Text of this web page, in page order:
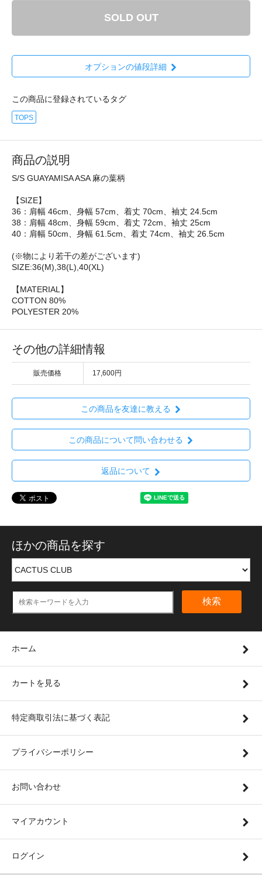
SOLD OUT
オプションの値段詳細
この商品に登録されているタグ
TOPS
商品の説明
S/S GUAYAMISA ASA 麻の葉柄
【SIZE】
36：肩幅 46cm、身幅 57cm、着丈 70cm、袖丈 24.5cm
38：肩幅 48cm、身幅 59cm、着丈 72cm、袖丈 25cm
40：肩幅 50cm、身幅 61.5cm、着丈 74cm、袖丈 26.5cm
(※物により若干の差がございます)
SIZE:36(M),38(L),40(XL)
【MATERIAL】
COTTON 80%
POLYESTER 20%
その他の詳細情報
販売価格 17,600円
この商品を友達に教える
この商品について問い合わせる
返品について
ほかの商品を探す
検索
ホーム
カートを見る
特定商取引法に基づく表記
プライバシーポリシー
お問い合わせ
マイアカウント
ログイン